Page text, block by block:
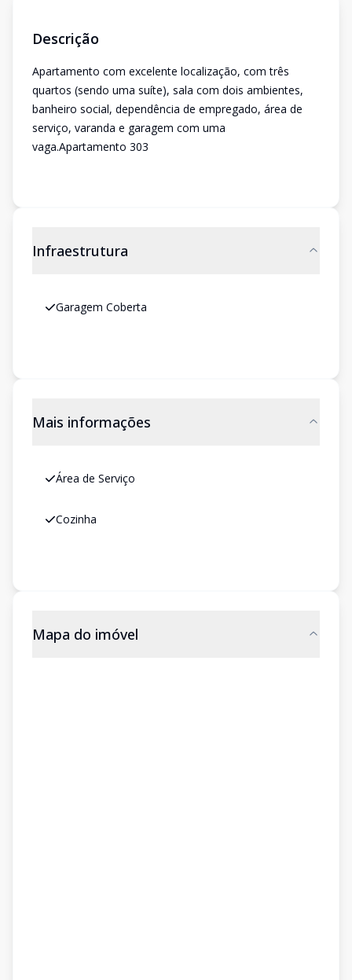
Descrição
Apartamento com excelente localização, com três
quartos (sendo uma suíte), sala com dois ambientes,
banheiro social, dependência de empregado, área de
serviço, varanda e garagem com uma
vaga.Apartamento 303
Infraestrutura
Garagem Coberta
Mais informações
Área de Serviço
Cozinha
Mapa do imóvel